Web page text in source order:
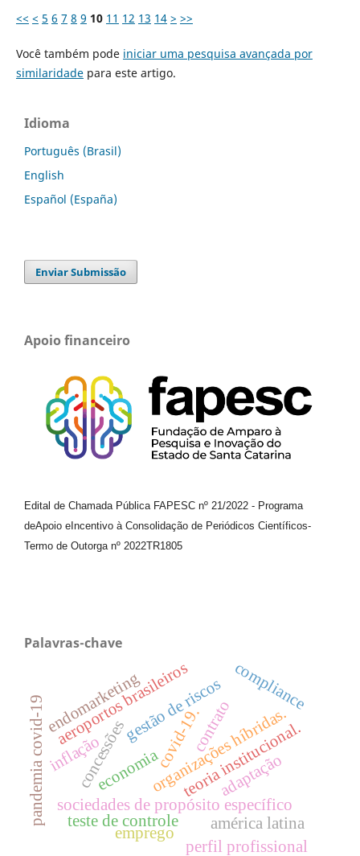
<< < 5 6 7 8 9 10 11 12 13 14 > >>
Você também pode iniciar uma pesquisa avançada por
similaridadepara este artigo.
Idioma
Português (Brasil)
English
Español (España)
Enviar Submissão
Apoio financeiro
Edital de Chamada Pública FAPESC nº 21/2022 - Programa
deApoio e Incentivo à Consolidação de Periódicos Científicos-
Termo de Outorga nº 2022TR1805
Palavras-chave
covid-19.
concessões
sociedades de propósito específico
aeroportos brasileiros
organizações híbridas.
teoria institucional.
teste de controle
gestão de riscos compliance
adaptação
economia
endomarketing
emprego
perfil profissional
contrato
pandemia covid-19inflação
américa latina